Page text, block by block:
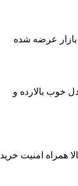
همراه امنیت خرید